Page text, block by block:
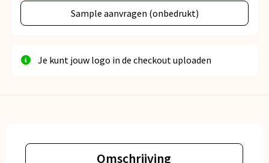
Sample aanvragen (onbedrukt)
Je kunt jouw logo in de checkout uploaden
Omschrijving